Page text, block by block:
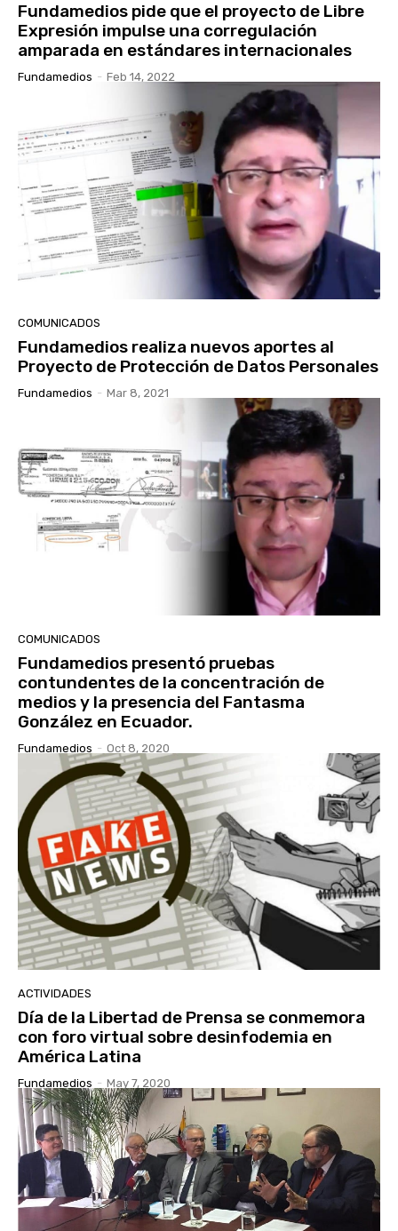
Fundamedios pide que el proyecto de Libre
Expresión impulse una corregulación
amparada en estándares internacionales
Fundamedios - Feb 14, 2022
COMUNICADOS
Fundamedios realiza nuevos aportes al
Proyecto de Protección de Datos Personales
Fundamedios - Mar 8, 2021
COMUNICADOS
Fundamedios presentó pruebas
contundentes de la concentración de
medios y la presencia del Fantasma
González en Ecuador.
Fundamedios - Oct 8, 2020
ACTIVIDADES
Día de la Libertad de Prensa se conmemora
con foro virtual sobre desinfodemia en
América Latina
Fundamedios - May 7, 2020